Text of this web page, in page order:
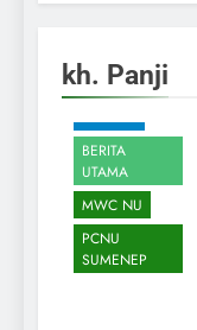
kh. Panji
AKHBAR
BERITA
UTAMA
MWC NU
PCNU
SUMENEP